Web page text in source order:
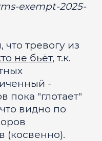
exempt-2025-
тревогу из
не бьёт, т.к.
-
пока "глотает"
видно по
(косвенно).